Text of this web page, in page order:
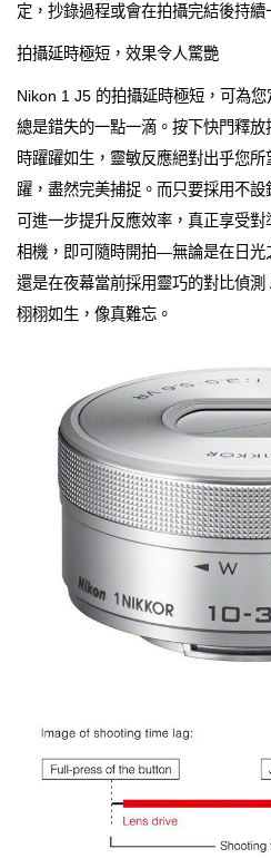
定，抄錄過程或會在拍攝完結後持續
拍攝延時極短，效果令人驚艷
Nikon 1 J5 的拍攝延時極短，可為
總是錯失的一點一滴。按下快門釋
時躍躍如生，靈敏反應絕對出乎您
躍，盡然完美捕捉。而只要採用不
可進一步提升反應效率，真正享受
相機，即可隨時開拍—無論是在日光
還是在夜幕當前採用靈巧的對比偵測
栩栩如生，像真難忘。